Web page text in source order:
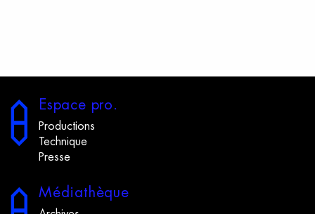
Espace pro.
Productions
Technique
Presse
Médiathèque